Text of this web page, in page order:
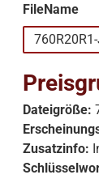
FileName
Dateigröße:
Zusatzinfo: